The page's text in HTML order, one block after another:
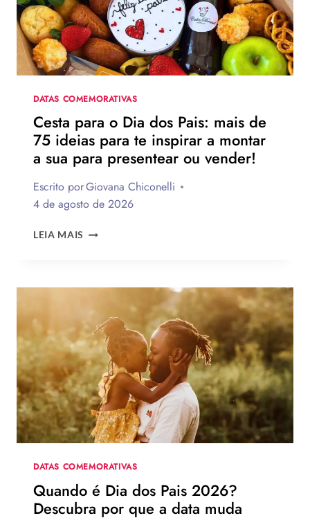
130
FRASES
EMOCIONANTES
PARA
HOMENAGEAR
DATA
DATAS COMEMORATIVAS
Cesta para o Dia dos Pais: mais de
75 ideias para te inspirar a montar
a sua para presentear ou vender!
Escrito porGiovana Chiconelli
4 de agosto de 2026
LEIA MAIS CESTA
DOS
MAIS
DE
75
IDEIAS
PARA
TE
INSPIRAR
A
MONTAR
SUA
PRESENTEAR
OU
DATAS COMEMORATIVAS
Quando é Dia dos Pais 2026?
Descubra por que a data muda